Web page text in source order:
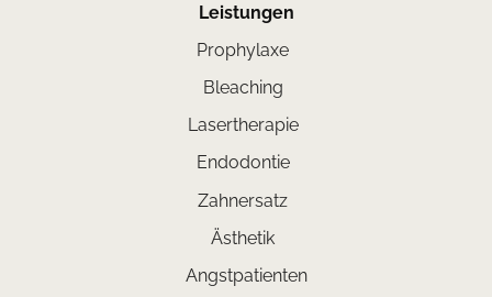
Leistungen
Prophylaxe
Bleaching
Lasertherapie
Endodontie
Zahnersatz
Ästhetik
Angstpatienten